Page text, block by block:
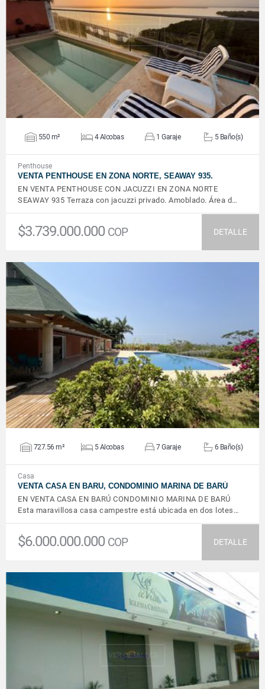
VER DETALLES
550 m² 4 Alcobas 1 Garaje 5 Baño(s)
Penthouse
VENTA PENTHOUSE EN ZONA NORTE, SEAWAY 935.
EN VENTA PENTHOUSE CON JACUZZI EN ZONA NORTE
SEAWAY 935 Terraza con jacuzzi privado. Amoblado. Área d…
$3.739.000.000 COP DETALLE
VER DETALLES
727.56 m² 5 Alcobas 7 Garaje 6 Baño(s)
Casa
VENTA CASA EN BARU, CONDOMINIO MARINA DE BARÚ
EN VENTA CASA EN BARÚ CONDOMINIO MARINA DE BARÚ
Esta maravillosa casa campestre está ubicada en dos lotes…
$6.000.000.000 COP DETALLE
VER DETALLES